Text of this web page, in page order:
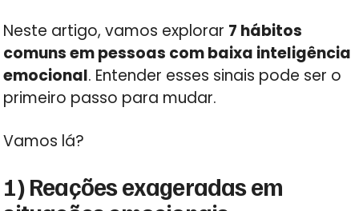
Neste artigo, vamos explorar 7 hábitos
comuns em pessoas com baixa inteligência
emocional. Entender esses sinais pode ser o
primeiro passo para mudar.
Vamos lá?
1) Reações exageradas em